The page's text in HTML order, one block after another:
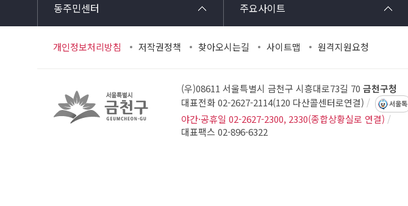
동주민센터 주요사이트
개인정보처리방침 저작권정책 찾아오시는길 사이트맵 원격지원요청
(우)08611 서울특별시 금천구 시흥대로73길 70 금천구청
대표전화 02-2627-2114(120 다산콜센터로연결) 서울톡
야간·공휴일 02-2627-2300, 2330(종합상황실로 연결)
대표팩스 02-896-6322